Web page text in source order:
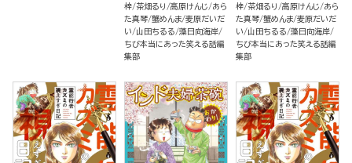
梓 茶畑るり 高原けんじ
あら
た真琴 蟹めんま 麦原だいだ
い
山田ちるる 藻日向海岸
ちび本当にあった笑える話編
集部
梓 茶畑るり 高原けんじ
あら
た真琴 蟹めんま 麦原だいだ
い
山田ちるる 藻日向海岸
ちび本当にあった笑える話編
集部